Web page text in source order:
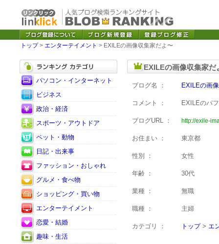
トップ> エンターテイメント > EXILEの画像収集家だよ〜
パソコン・インターネット
ビジネス
政治・経済
スポーツ・アウトドア
ペット・動物
日記・出来事
ファッション・おしゃれ
グルメ・食べ物
ショッピング・買い物
エンターテイメント
恋愛・結婚
趣味・生活
EXILEの画像収集家
ブログ名 ： EXILEの画
コメント ： EXILEのパ
ブログURL ： http://exile-
お住まい ： 東京都
性別 ： 女性
年齢 ： 30代
業種 ： 無職
職種 ： 主婦
カテゴリ ： トップ> エ